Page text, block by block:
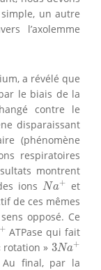
un autre
l’axolemme
a révélé que
le biais de la
contre le
disparaissant
(phénomène
respiratoires
montrent
ions Na+
Na+ et
de ces mêmes
opposé. Ce
+ ATPase qui fait
» 3Na+
3Na+
Au final, par la